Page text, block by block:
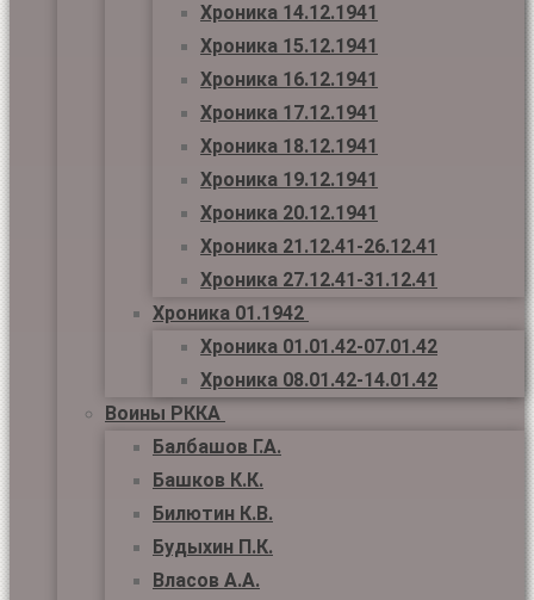
Хроника 14.12.1941
Хроника 15.12.1941
Хроника 16.12.1941
Хроника 17.12.1941
Хроника 18.12.1941
Хроника 19.12.1941
Хроника 20.12.1941
Хроника 21.12.41-26.12.41
Хроника 27.12.41-31.12.41
Хроника 01.1942
Хроника 01.01.42-07.01.42
Хроника 08.01.42-14.01.42
Воины РККА
Балбашов Г.А.
Башков К.К.
Билютин К.В.
Будыхин П.К.
Власов А.А.